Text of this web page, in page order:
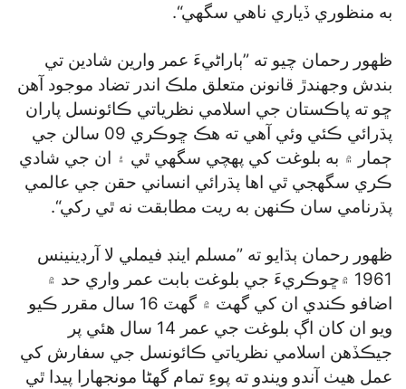
به منظوري ڏياري ناهي سگھي“.
ظهور رحمان چيو ته ”ٻاراڻيءَ عمر وارين شادين تي
بندش وجهندڙ قانونن متعلق ملڪ اندر تضاد موجود آهن
ڇو ته پاڪستان جي اسلامي نظرياتي ڪائونسل پاران
پڌرائي ڪئي وئي آهي ته هڪ ڇوڪري 09 سالن جي
ڄمار ۾ به بلوغت کي پهچي سگھي ٿي ۽ ان جي شادي
ڪري سگھجي ٿي اها پڌرائي انساني حقن جي عالمي
پڌرنامي سان ڪنهن به ريت مطابقت نه ٿي رکي“.
ظهور رحمان ٻڌايو ته ”مسلم اينڊ فيملي لا آرڊينينس
1961 ۾ڇوڪريءَ جي بلوغت بابت عمر واري حد ۾
اضافو ڪندي ان کي گھٽ ۾ گھٽ 16 سال مقرر ڪيو
ويو ان کان اڳ بلوغت جي عمر 14 سال هئي پر
جيڪڏهن اسلامي نظرياتي ڪائونسل جي سفارش کي
عمل هيٺ آندو ويندو ته پوءِ تمام گھڻا مونجهارا پيدا ٿي